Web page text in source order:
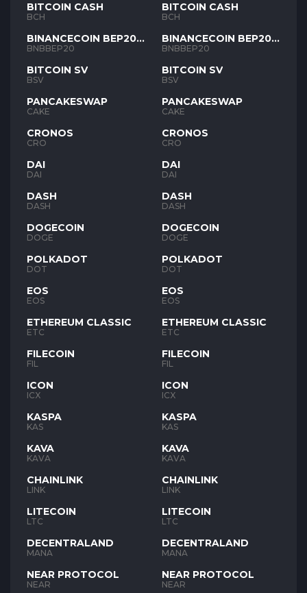
BITCOIN CASH
BCH
BINANCECOIN BEP20
BNB
BNBBEP20
BITCOIN SV
BSV
PANCAKESWAP
CAKE
CRONOS
CRO
DAI
DAI
DASH
DASH
DOGECOIN
DOGE
POLKADOT
DOT
EOS
EOS
ETHEREUM CLASSIC
ETC
FILECOIN
FIL
ICON
ICX
KASPA
KAS
KAVA
KAVA
CHAINLINK
LINK
LITECOIN
LTC
DECENTRALAND
MANA
NEAR PROTOCOL
NEAR
BITCOIN CASH
BCH
BINANCECOIN BEP20
BNB
BNBBEP20
BITCOIN SV
BSV
PANCAKESWAP
CAKE
CRONOS
CRO
DAI
DAI
DASH
DASH
DOGECOIN
DOGE
POLKADOT
DOT
EOS
EOS
ETHEREUM CLASSIC
ETC
FILECOIN
FIL
ICON
ICX
KASPA
KAS
KAVA
KAVA
CHAINLINK
LINK
LITECOIN
LTC
DECENTRALAND
MANA
NEAR PROTOCOL
NEAR